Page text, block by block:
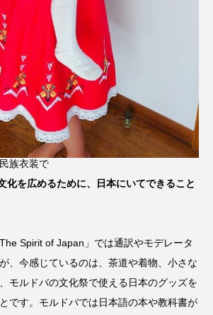
族衣装で
化を広めるために、日本にいてできること
Spirit of Japan」では通訳やモデレータ
、今感じているのは、茶道や着物、小さな
モルドバの文化祭で使える日本のグッズを
です。モルドバでは日本語の本や教科書が